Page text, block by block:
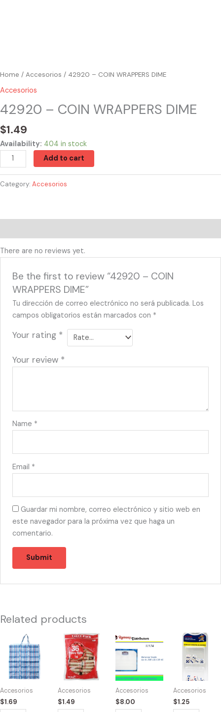
Home / Accesorios / 42920 – COIN WRAPPERS DIME
Accesorios
42920 – COIN WRAPPERS DIME
$1.49
Availability: 404 in stock
Add to cart
Category: Accesorios
There are no reviews yet.
Be the first to review “42920 – COIN
WRAPPERS DIME”
Tu dirección de correo electrónico no será publicada. Los
campos obligatorios están marcados con *
Your rating *
Your review *
Name *
Email *
Guardar mi nombre, correo electrónico y sitio web en
este navegador para la próxima vez que haga un
comentario.
Related products
Accesorios
$1.69
22X26X12"
Shopping
Bag
quantity
Accesorios
$1.49
43950
COIN
WRAPPERS
PENNY
quantity
Accesorios
$8.00
11174
-
CH98091
Personal
Scale
Up
to
Accesorios
$1.25
49707
HH-
40027
Dice
quantity